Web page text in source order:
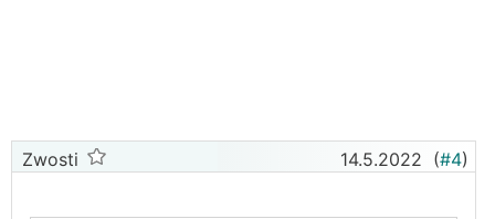
Zwosti 14.5.2022 (#4)